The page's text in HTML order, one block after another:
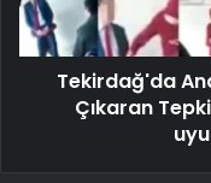
Tekirdağ'da
Çıkaran